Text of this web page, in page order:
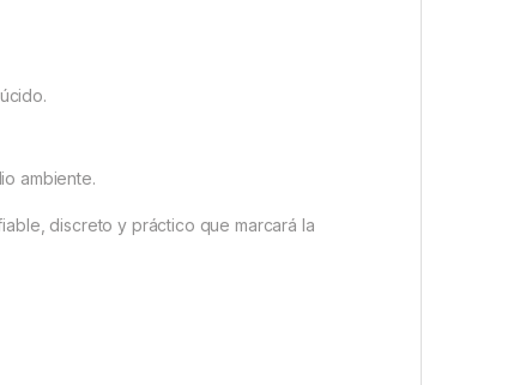
ambiente.
discreto y práctico que marcará la